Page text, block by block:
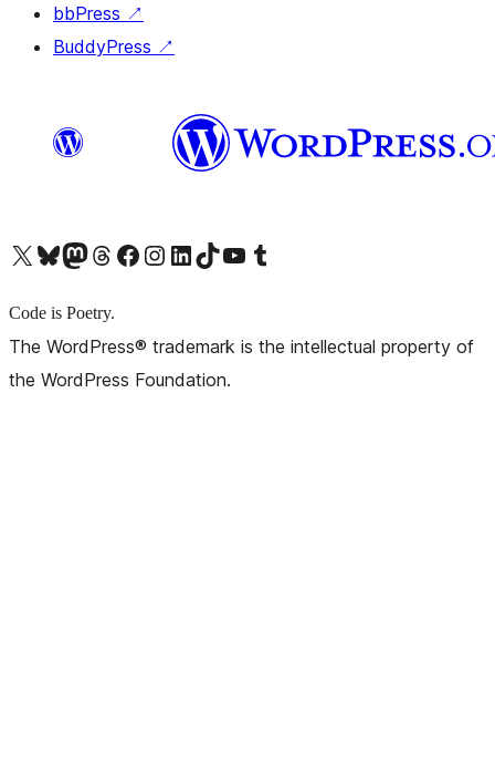
bbPress ↗
BuddyPress ↗
X (旧 Twitter) アカウントへBluesky アカウントへMastodon アカウントへThreads アカウントへ Facebook ページへInstagram アカウントへ LinkedIn アカウントへTikTok アカウントへYouTube チャンネルへ Tumblr アカウントへ
Code is Poetry.
The WordPress® trademark is the intellectual property of
the WordPress Foundation.